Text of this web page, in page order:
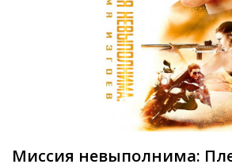
Миссия невыполнима: